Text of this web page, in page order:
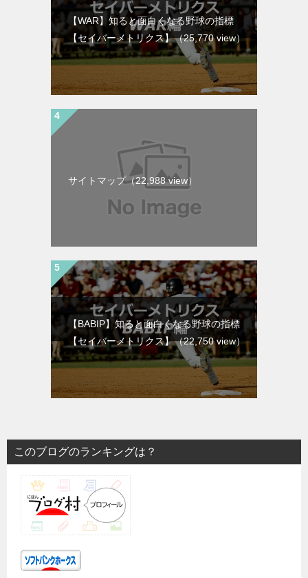
【WAR】知ると面白くなる野球の指標
【セイバーメトリクス】（25,770 view）
サイトマップ（22,988 view）
【BABIP】知ると面白くなる野球の指標
【セイバーメトリクス】（22,750 view）
このブログのランキングは？